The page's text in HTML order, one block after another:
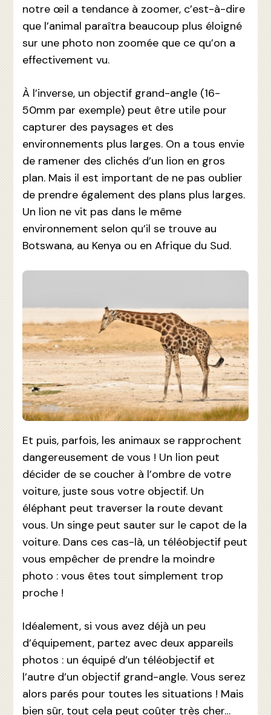
notre œil a tendance à zoomer, c’est-à-dire
que l’animal paraîtra beaucoup plus éloigné
sur une photo non zoomée que ce qu’on a
effectivement vu.
À l’inverse, un objectif grand-angle (16-
50mm par exemple) peut être utile pour
capturer des paysages et des
environnements plus larges. On a tous envie
de ramener des clichés d’un lion en gros
plan. Mais il est important de ne pas oublier
de prendre également des plans plus larges.
Un lion ne vit pas dans le même
environnement selon qu’il se trouve au
Botswana, au Kenya ou en Afrique du Sud.
Et puis, parfois, les animaux se rapprochent
dangereusement de vous ! Un lion peut
décider de se coucher à l’ombre de votre
voiture, juste sous votre objectif. Un
éléphant peut traverser la route devant
vous. Un singe peut sauter sur le capot de la
voiture. Dans ces cas-là, un téléobjectif peut
vous empêcher de prendre la moindre
photo : vous êtes tout simplement trop
proche !
Idéalement, si vous avez déjà un peu
d’équipement, partez avec deux appareils
photos : un équipé d’un téléobjectif et
l’autre d’un objectif grand-angle. Vous serez
alors parés pour toutes les situations ! Mais
bien sûr, tout cela peut coûter très cher…